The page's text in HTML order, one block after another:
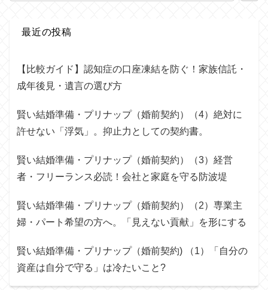
最近の投稿
【比較ガイド】認知症の口座凍結を防ぐ！家族信託・
成年後見・遺言の選び方
賢い結婚準備・プリナップ（婚前契約）（4）絶対に
許せない「浮気」。抑止力としての契約書。
賢い結婚準備・プリナップ（婚前契約）（3）経営
者・フリーランス必読！会社と家庭を守る防波堤
賢い結婚準備・プリナップ（婚前契約）（2）専業主
婦・パート希望の方へ。「見えない貢献」を形にする
賢い結婚準備・プリナップ（婚前契約) （1）「自分の
資産は自分で守る」は冷たいこと?